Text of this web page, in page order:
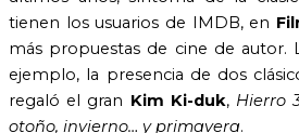
tienen los usuarios de IMDB, en
más propuestas de cine de autor.
ejemplo, la presencia de dos
regaló el gran Kim Ki-duk, Hierro
otoño, invierno… y primavera.